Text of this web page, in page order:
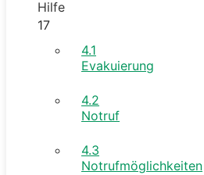
Hilfe
17
4.1
Evakuierung
4.2
Notruf
4.3
Notrufmöglichkeiten